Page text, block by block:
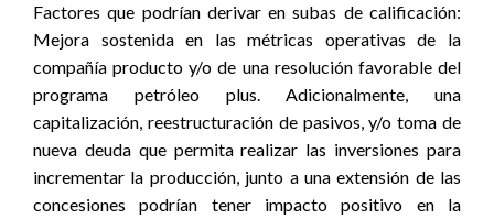
Factores que podrían derivar en subas de calificación:
Mejora sostenida en las métricas operativas de la
compañía producto y/o de una resolución favorable del
programa petróleo plus. Adicionalmente, una
capitalización, reestructuración de pasivos, y/o toma de
nueva deuda que permita realizar las inversiones para
incrementar la producción, junto a una extensión de las
concesiones podrían tener impacto positivo en la